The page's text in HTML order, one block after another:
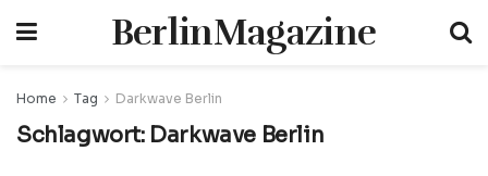
BerlinMagazine
Home Tag Darkwave Berlin
Schlagwort: Darkwave Berlin